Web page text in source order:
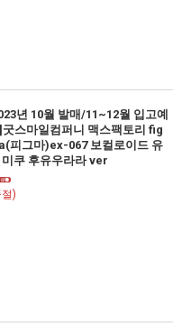
년 10월 발매/11~12월 입고예
굿스마일컴퍼니 맥스팩토리 fig
피그마)ex-067 보컬로이드 유
미쿠 후유우라라 ver
)